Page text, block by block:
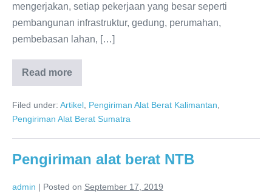
mengerjakan, setiap pekerjaan yang besar seperti
pembangunan infrastruktur, gedung, perumahan,
pembebasan lahan, […]
Read more
Ekspedisi
Alat
Surabaya
Tujuan
Pangkal
Filed under: Artikel Pengiriman Alat Berat Kalimantan
Pengiriman Alat Berat Sumatra
Pengiriman alat berat NTB
admin | Posted on September 17, 2019